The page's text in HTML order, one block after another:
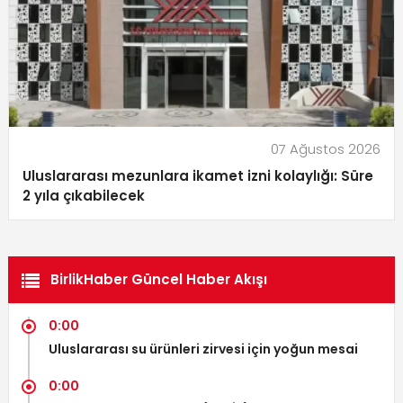
07 Ağustos 2026
Uluslararası mezunlara ikamet izni kolaylığı: Süre
2 yıla çıkabilecek
BirlikHaber Güncel Haber Akışı
0:00
Uluslararası su ürünleri zirvesi için yoğun mesai
0:00